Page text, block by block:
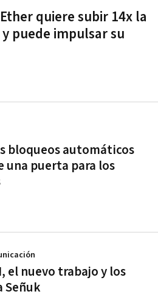
quiere subir 14x la
puede impulsar su
bloqueos automáticos
una puerta para los
el nuevo trabajo y los
Señuk